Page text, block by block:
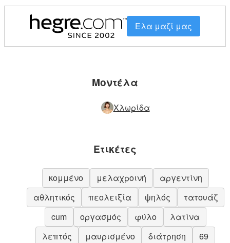
Ελα μαζί μας
Μοντέλα
Χλωρίδα
Ετικέτες
κομμένο μελαχροινή
αργεντίνη
αθλητικός
πεολειξία ψηλός
τατουάζ
cum
οργασμός φύλο
λατίνα
λεπτός
μαυρισμένο διάτρηση
69